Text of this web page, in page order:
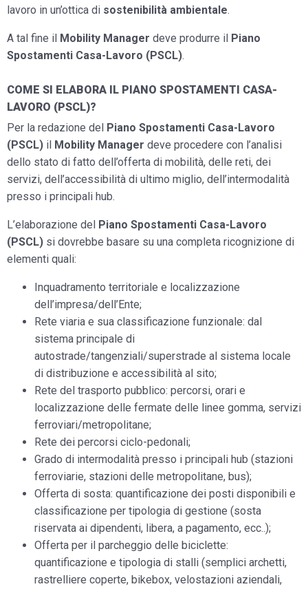
lavoro in un’ottica di sostenibilità ambientale.
A tal fine il Mobility Manager deve produrre il Piano
Spostamenti Casa-Lavoro (PSCL).
COME SI ELABORA IL PIANO SPOSTAMENTI CASA-
LAVORO (PSCL)?
Per la redazione del Piano Spostamenti Casa-Lavoro
(PSCL) il Mobility Manager deve procedere con l’analisi
dello stato di fatto dell’offerta di mobilità, delle reti, dei
servizi, dell’accessibilità di ultimo miglio, dell’intermodalità
presso i principali hub.
L’elaborazione del Piano Spostamenti Casa-Lavoro
(PSCL) si dovrebbe basare su una completa ricognizione di
elementi quali:
Inquadramento territoriale e localizzazione
dell’impresa/dell’Ente;
Rete viaria e sua classificazione funzionale: dal
sistema principale di
autostrade/tangenziali/superstrade al sistema locale
di distribuzione e accessibilità al sito;
Rete del trasporto pubblico: percorsi, orari e
localizzazione delle fermate delle linee gomma, servizi
ferroviari/metropolitane;
Rete dei percorsi ciclo-pedonali;
Grado di intermodalità presso i principali hub (stazioni
ferroviarie, stazioni delle metropolitane, bus);
Offerta di sosta: quantificazione dei posti disponibili e
classificazione per tipologia di gestione (sosta
riservata ai dipendenti, libera, a pagamento, ecc..);
Offerta per il parcheggio delle biciclette:
quantificazione e tipologia di stalli (semplici archetti,
rastrelliere coperte, bikebox, velostazioni aziendali,